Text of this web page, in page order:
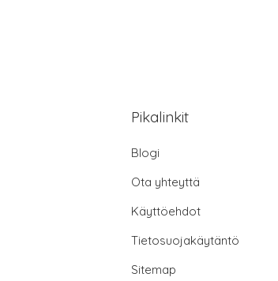
Pikalinkit
Blogi
Ota yhteyttä
Käyttöehdot
Tietosuojakäytäntö
Sitemap